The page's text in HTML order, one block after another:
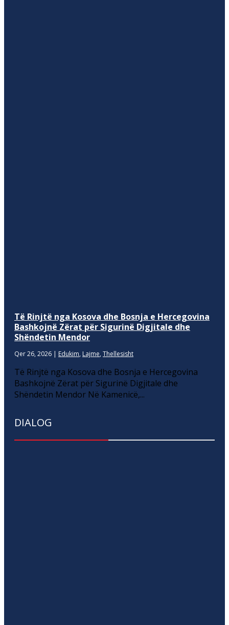
Të Rinjtë nga Kosova dhe Bosnja e Hercegovina
Bashkojnë Zërat për Sigurinë Digjitale dhe
Shëndetin Mendor
Qer 26, 2026 | Edukim, Lajme, Thellesisht
Të Rinjtë nga Kosova dhe Bosnja e Hercegovina
Bashkojnë Zërat për Sigurinë Digjitale dhe
Shëndetin Mendor Në Kamenicë,...
DIALOG